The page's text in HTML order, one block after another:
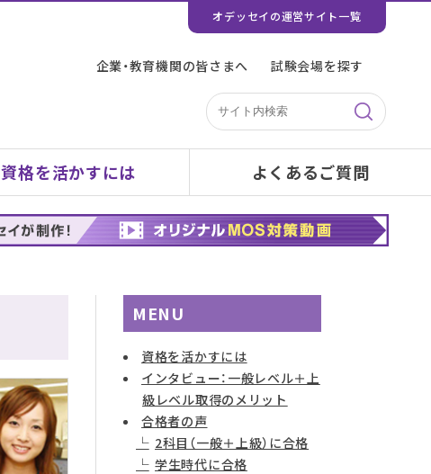
オデッセイの運営サイト一覧
企業・教育機関の皆さまへ 試験会場を探す
資格を活かすには よくあるご質問
MENU
資格を活かすには
インタビュー：一般レベル＋上
級レベル取得のメリット
合格者の声
2科目（一般＋上級）に合格
学生時代に合格